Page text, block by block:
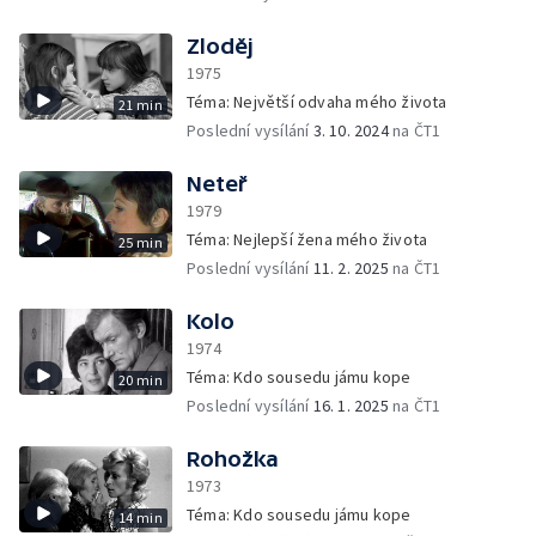
21 min
Zloděj
1975
Téma: Největší odvaha mého života
Poslední vysílání3. 10. 2024na ČT1
25 min
Neteř
1979
Téma: Nejlepší žena mého života
Poslední vysílání11. 2. 2025 na ČT1
20 min
Kolo
1974
Téma: Kdo sousedu jámu kope
Poslední vysílání16. 1. 2025 na ČT1
14 min
Rohožka
1973
Téma: Kdo sousedu jámu kope